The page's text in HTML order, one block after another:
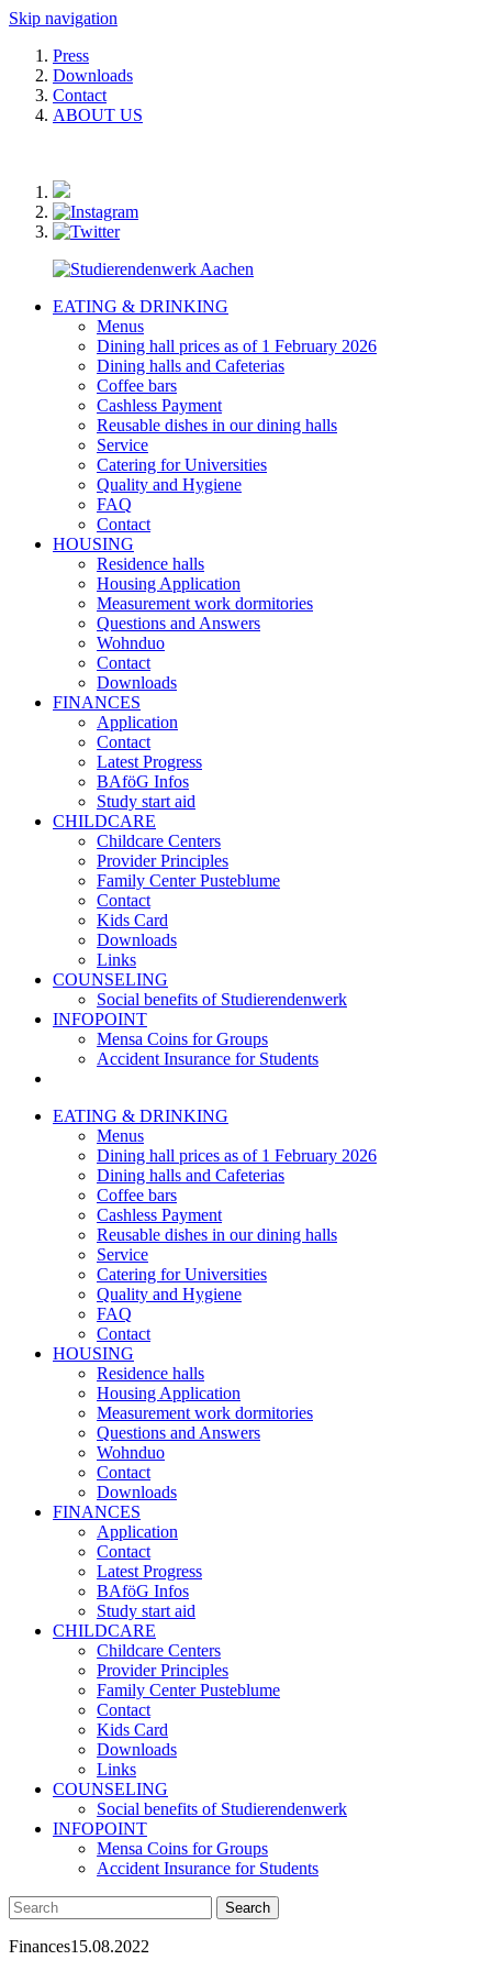
Skip navigation
Press
Downloads
Contact
ABOUT US
EATING & DRINKING
Menus
Dining hall prices as of 1 February 2026
Dining halls and Cafeterias
Coffee bars
Cashless Payment
Reusable dishes in our dining halls
Service
Catering for Universities
Quality and Hygiene
FAQ
Contact
HOUSING
Residence halls
Housing Application
Measurement work dormitories
Questions and Answers
Wohnduo
Contact
Downloads
FINANCES
Application
Contact
Latest Progress
BAföG Infos
Study start aid
CHILDCARE
Childcare Centers
Provider Principles
Family Center Pusteblume
Contact
Kids Card
Downloads
Links
COUNSELING
Social benefits of Studierendenwerk
INFOPOINT
Mensa Coins for Groups
Accident Insurance for Students
EATING & DRINKING
Menus
Dining hall prices as of 1 February 2026
Dining halls and Cafeterias
Coffee bars
Cashless Payment
Reusable dishes in our dining halls
Service
Catering for Universities
Quality and Hygiene
FAQ
Contact
HOUSING
Residence halls
Housing Application
Measurement work dormitories
Questions and Answers
Wohnduo
Contact
Downloads
FINANCES
Application
Contact
Latest Progress
BAföG Infos
Study start aid
CHILDCARE
Childcare Centers
Provider Principles
Family Center Pusteblume
Contact
Kids Card
Downloads
Links
COUNSELING
Social benefits of Studierendenwerk
INFOPOINT
Mensa Coins for Groups
Accident Insurance for Students
Finances15.08.2022